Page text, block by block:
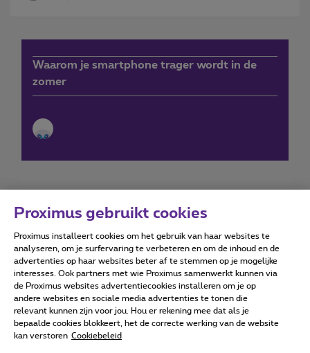
Waarom je smartphone trager wordt in de
zomer
Forumvoorwaarden Accessibility statement
Alle rechten voorbehouden. © Proximus
Algemene voorwaarden, consumenteninfo
Proximus gebruikt cookies
Proximus installeert cookies om het gebruik van haar websites te
analyseren, om je surfervaring te verbeteren en om de inhoud en de
advertenties op haar websites beter af te stemmen op je mogelijke
interesses. Ook partners met wie Proximus samenwerkt kunnen via
de Proximus websites advertentiecookies installeren om je op
andere websites en sociale media advertenties te tonen die
relevant kunnen zijn voor jou. Hou er rekening mee dat als je
bepaalde cookies blokkeert, het de correcte werking van de website
kan verstoren Cookiebeleid